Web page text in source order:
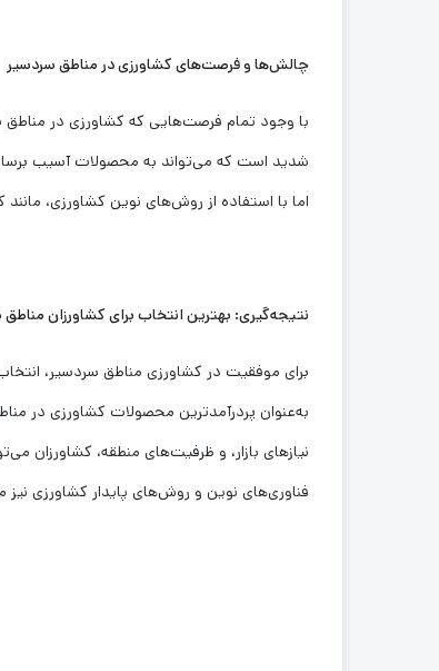
چالش‌ها و فرصت‌های کشاورزی در مناطق سردسیر
با وجود تمام فرصت‌هایی که کشاورزی در
شدید است که می‌تواند به محصولات آسیب
اما با استفاده از روش‌های نوین کشاورزی،
نتیجه‌گیری: بهترین انتخاب برای کشاورزان
برای موفقیت در کشاورزی مناطق سردسیر،
به‌عنوان پردرآمدترین محصولات کشاورزی در
نیازهای بازار، و ظرفیت‌های منطقه، کشاورزان
فناوری‌های نوین و روش‌های پایدار کشاورزی